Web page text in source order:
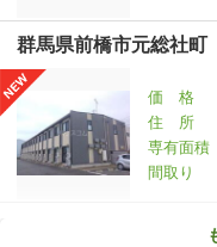
群馬県前橋市元総社町
価 格
住 所
専有面積
間取り